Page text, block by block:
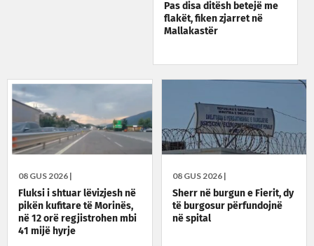
Pas disa ditësh betejë me
flakët, fiken zjarret në
Mallakastër
08 GUS 2026 |
Sherr në burgun e Fierit, dy
të burgosur përfundojnë
në spital
08 GUS 2026 |
Fluksi i shtuar lëvizjesh në
pikën kufitare të Morinës,
në 12 orë regjistrohen mbi
41 mijë hyrje